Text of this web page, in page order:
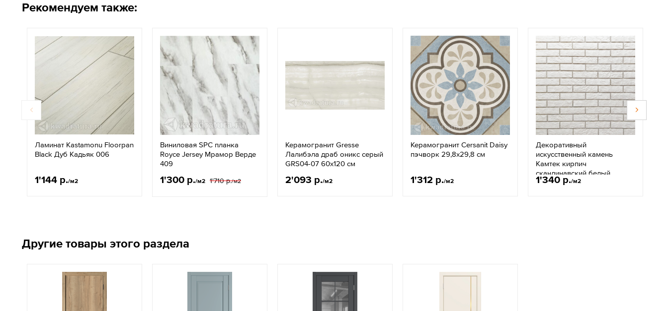
Рекомендуем также:
Ламинат Kastamonu Floorpan
Black Дуб Кадьяк 006
1'144 р./м2
Виниловая SPC планка
Royce Jersey Мрамор Верде
409
1'300 р./м2 1'710 р./м2
Керамогранит Gresse
Лалибэла драб оникс серый
GRS04-07 60х120 см
2'093 р./м2
Керамогранит Cersanit Daisy
пэчворк 29,8x29,8 см
1'312 р./м2
Декоративный
искусственный камень
Камтек кирпич
скандинавский белый
1'340 р./м2
Другие товары этого раздела